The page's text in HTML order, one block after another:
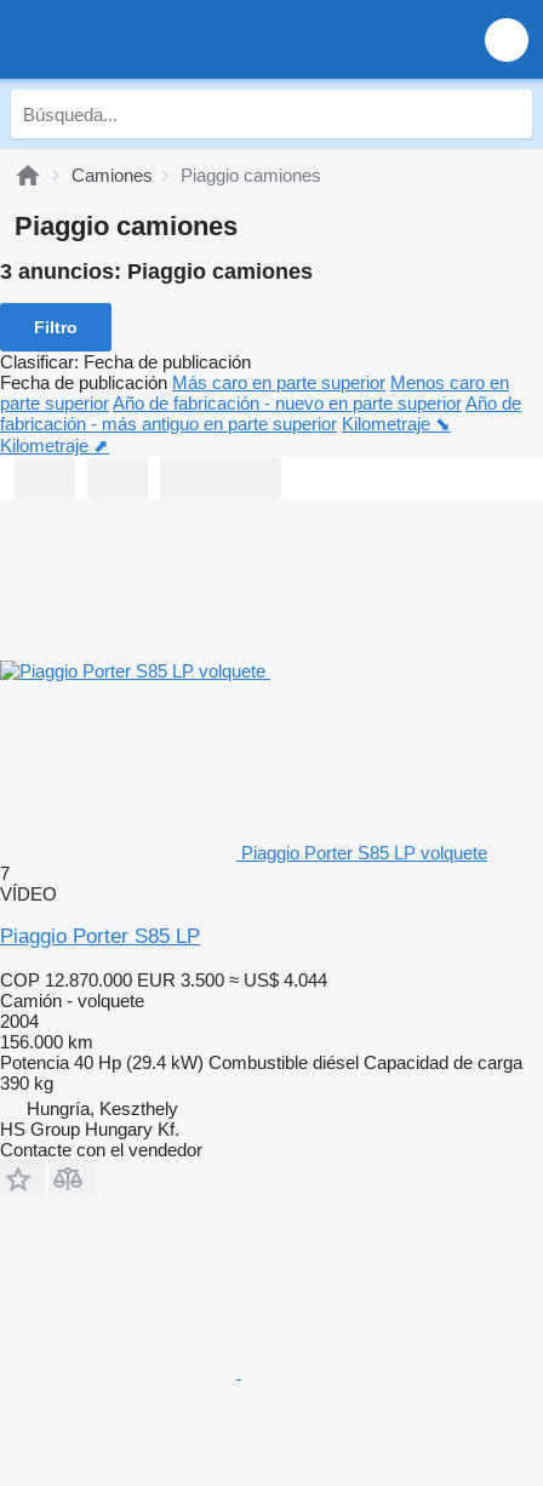
Camiones Piaggio camiones
Piaggio camiones
3 anuncios: Piaggio camiones
Filtro
Clasificar: Fecha de publicación
Fecha de publicación Más caro en parte superior Menos caro en
parte superiorAño de fabricación - nuevo en parte superiorAño de
fabricación - más antiguo en parte superior Kilometraje ⬊
Kilometraje ⬈
Piaggio Porter S85 LP volquete
7
VÍDEO
Piaggio Porter S85 LP
COP 12.870.000 EUR 3.500 ≈ US$ 4.044
Camión - volquete
2004
156.000 km
Potencia 40 Hp (29.4 kW) Combustible diésel Capacidad de carga
390 kg
Hungría, Keszthely
HS Group Hungary Kf.
Contacte con el vendedor